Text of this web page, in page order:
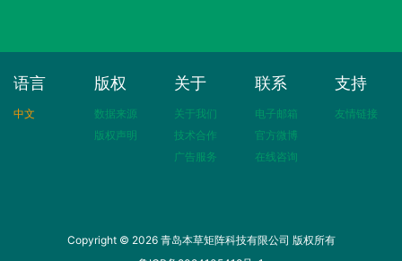
语言
中文
版权
数据来源
版权声明
关于
关于我们
技术合作
广告服务
联系
电子邮箱
官方微博
在线咨询
支持
友情链接
Copyright © 2026 青岛本草矩阵科技有限公司 版权所有